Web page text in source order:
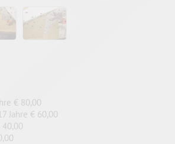
€ 80,00
Jahre € 60,00
40,00